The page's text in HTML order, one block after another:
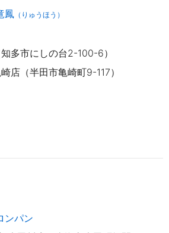
鳳 （りゅうほう）
多市にしの台2-100-6）
（半田市亀崎町9-117）
ンパン